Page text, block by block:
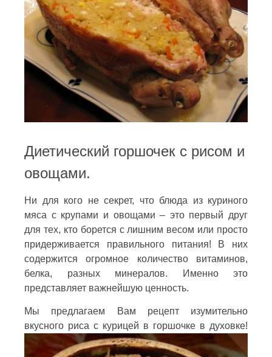
Диетический горшочек с рисом и
овощами.
Ни для кого не секрет, что блюда из куриного
мяса с крупами и овощами – это первый друг
для тех, кто борется с лишним весом или просто
придерживается правильного питания! В них
содержится огромное количество витаминов,
белка, разных минералов. Именно это
представляет важнейшую ценность.
Мы предлагаем Вам рецепт изумительно
вкусного риса с курицей в горшочке в духовке!